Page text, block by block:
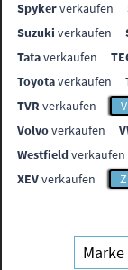
Spykerverkaufen
Suzuki verkaufen
Tataverkaufen
Toyotaverkaufen
TVR verkaufen V
Volvoverkaufen
Westfieldverkaufen
XEVverkaufen Z